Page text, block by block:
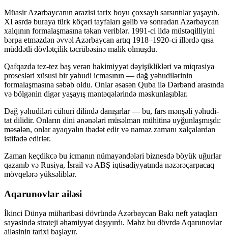
Müasir Azərbaycanın ərazisi tarix boyu çoxsaylı sarsıntılar yaşayıb.
XI əsrdə buraya türk köçəri tayfaları gəlib və sonradan Azərbaycan
xalqının formalaşmasına təkan veriblər. 1991-ci ildə müstəqilliyini
bərpa etməzdən əvvəl Azərbaycan artıq 1918–1920-ci illərdə qısa
müddətli dövlətçilik təcrübəsinə malik olmuşdu.
Qafqazda tez-tez baş verən hakimiyyət dəyişiklikləri və miqrasiya
prosesləri xüsusi bir yəhudi icmasının — dağ yəhudilərinin
formalaşmasına səbəb oldu. Onlar əsasən Quba ilə Dərbənd arasında
və bölgənin digər yaşayış məntəqələrində məskunlaşıblar.
Dağ yəhudiləri cühuri dilində danışırlar — bu, fars mənşəli yəhudi-
tat dilidir. Onların dini ənənələri müsəlman mühitinə uyğunlaşmışdı:
məsələn, onlar ayaqyalın ibadət edir və namaz zamanı xalçalardan
istifadə edirlər.
Zaman keçdikcə bu icmanın nümayəndələri biznesdə böyük uğurlar
qazanıb və Rusiya, İsrail və ABŞ iqtisadiyyatında nəzərəçarpacaq
mövqelərə yüksəliblər.
Aqarunovlar ailəsi
İkinci Dünya müharibəsi dövründə Azərbaycan Bakı neft yataqları
sayəsində strateji əhəmiyyət daşıyırdı. Məhz bu dövrdə Aqarunovlar
ailəsinin tarixi başlayır.